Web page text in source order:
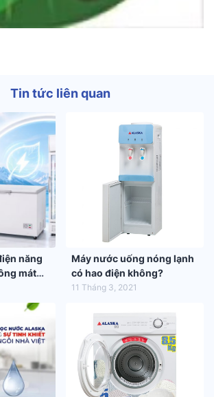
Tin tức liên quan
năng
mát
Máy nước uống nóng lạnh
có hao điện không?
11 Tháng 3, 2021